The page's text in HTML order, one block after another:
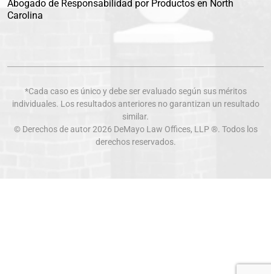
Abogado de Responsabilidad por Productos en North
Carolina
*Cada caso es único y debe ser evaluado según sus méritos
individuales. Los resultados anteriores no garantizan un resultado
similar.
© Derechos de autor 2026 DeMayo Law Offices, LLP ®. Todos los
derechos reservados.